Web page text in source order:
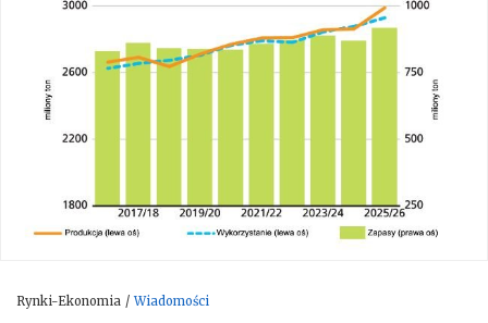
Rynki-Ekonomia Wiadomości